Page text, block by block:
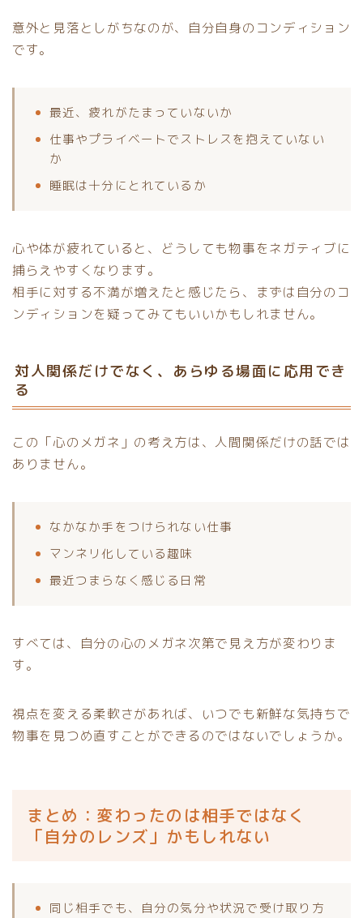
意外と見落としがちなのが、自分自身のコンディション
です。
最近、疲れがたまっていないか
仕事やプライベートでストレスを抱えていない
か
睡眠は十分にとれているか
心や体が疲れていると、どうしても物事をネガティブに
捕らえやすくなります。
相手に対する不満が増えたと感じたら、まずは自分のコ
ンディションを疑ってみてもいいかもしれません。
対人関係だけでなく、あらゆる場面に応用でき
る
この「心のメガネ」の考え方は、人間関係だけの話では
ありません。
なかなか手をつけられない仕事
マンネリ化している趣味
最近つまらなく感じる日常
すべては、自分の心のメガネ次第で見え方が変わりま
す。
視点を変える柔軟さがあれば、いつでも新鮮な気持ちで
物事を見つめ直すことができるのではないでしょうか。
まとめ：変わったのは相手ではなく
「自分のレンズ」かもしれない
同じ相手でも、自分の気分や状況で受け取り方